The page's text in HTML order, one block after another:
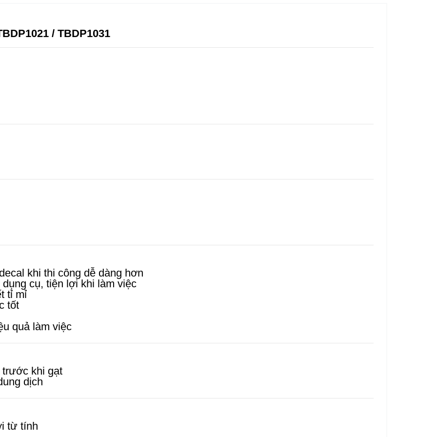
/ TBDP1031
khi thi công dễ dàng hơn
cụ, tiện lợi khi làm việc
tỉ mỉ
tốt
quả làm việc
trước khi gạt
dịch
từ tính